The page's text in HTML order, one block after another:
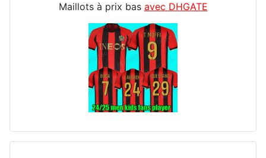
Maillots à prix bas avec DHGATE